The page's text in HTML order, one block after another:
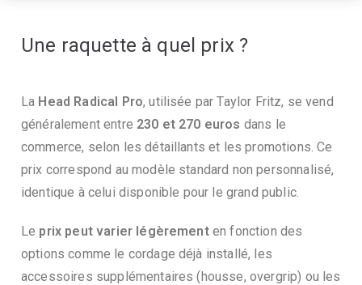
Une raquette à quel prix ?
La Head Radical Pro, utilisée par Taylor Fritz, se vend
généralement entre 230 et 270 euros dans le
commerce, selon les détaillants et les promotions. Ce
prix correspond au modèle standard non personnalisé,
identique à celui disponible pour le grand public.
Le prix peut varier légèrementen fonction des
options comme le cordage déjà installé, les
accessoires supplémentaires (housse, overgrip) ou les